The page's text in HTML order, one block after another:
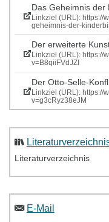
Das Geheimnis der
Linkziel (URL):
geheimnis-der-
Der erweiterte
Linkziel (URL): https://
v=B8qiiFVdJZI
Der Otto-Selle-
Linkziel (URL): https://
v=g3cRyz38eJM
Literaturverzeichnis
E-Mail